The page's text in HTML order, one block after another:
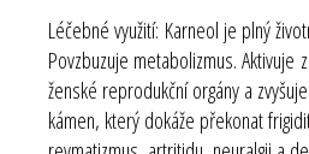
Léčebné využití: Karneol je plný
Povzbuzuje metabolizmus. Aktivuje
ženské reprodukční orgány a
kámen, který dokáže překonat